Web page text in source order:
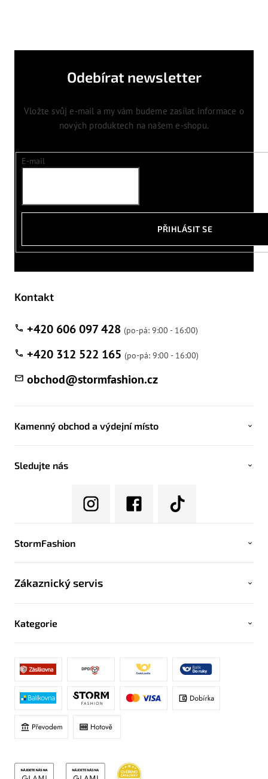
Odebírat newsletter
Vložte svůj e-mail a my vám budeme zasílat informace o
nových produktech na našem e-shopu.
E-mail
PŘIHLÁSIT SE
Kontakt
obchod@stormfashion.cz
+420 606 097 428
+420 312 522 165
Kamenný obchod a výdejní místo
Sledujte nás
StormFashion
Zákaznický servis
Kategorie